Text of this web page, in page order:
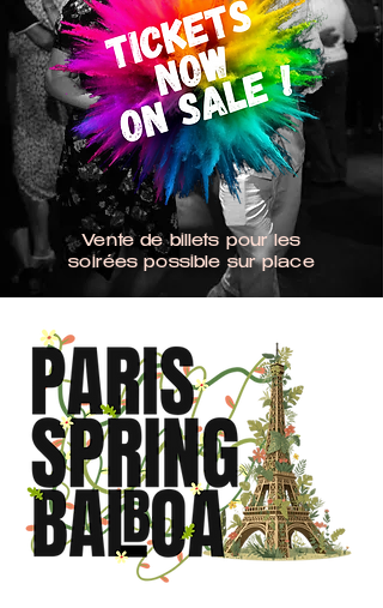
Vente de billets pour les
soirées possible sur place